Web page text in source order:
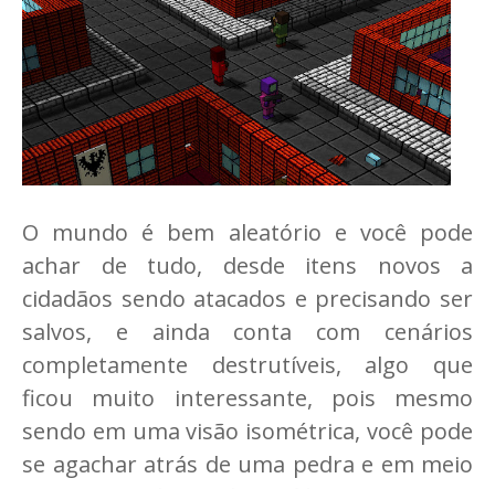
O mundo é bem aleatório e você pode
achar de tudo, desde itens novos a
cidadãos sendo atacados e precisando ser
salvos, e ainda conta com cenários
completamente destrutíveis, algo que
ficou muito interessante, pois mesmo
sendo em uma visão isométrica, você pode
se agachar atrás de uma pedra e em meio